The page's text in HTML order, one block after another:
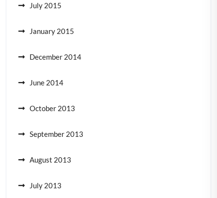
July 2015
January 2015
December 2014
June 2014
October 2013
September 2013
August 2013
July 2013